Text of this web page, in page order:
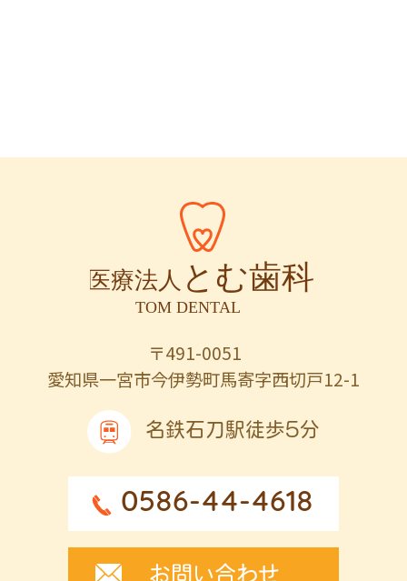
〒491-0051
愛知県一宮市今伊勢町馬寄字西切戸12-1
名鉄石刀駅徒歩5分
0586-44-4618
お問い合わせ